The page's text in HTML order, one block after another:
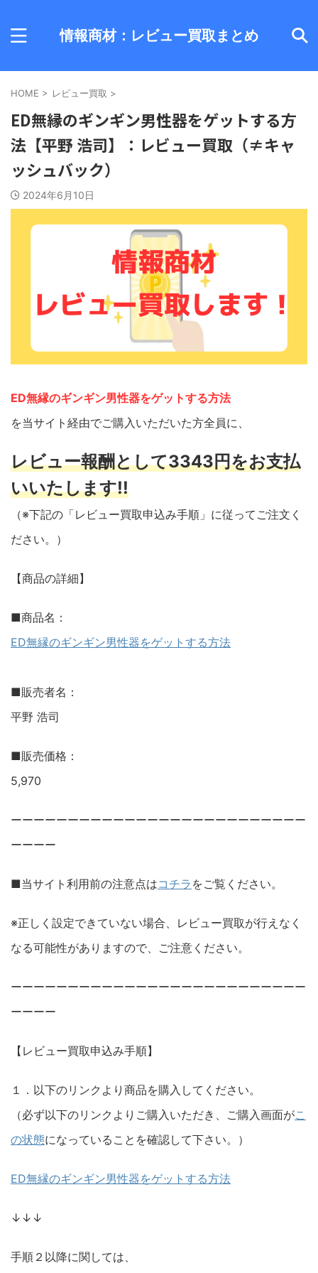
情報商材：レビュー買取まとめ
HOME > レビュー買取 >
ED無縁のギンギン男性器をゲットする方
法【平野 浩司】：レビュー買取（≠キャ
ッシュバック）
2024年6月10日
ED無縁のギンギン男性器をゲットする方法
を当サイト経由でご購入いただいた方全員に、
レビュー報酬として3343円をお支払
いいたします!!
（※下記の「レビュー買取申込み手順」に従ってご注文く
ださい。）
【商品の詳細】
■商品名：
ED無縁のギンギン男性器をゲットする方法
■販売者名：
平野 浩司
■販売価格：
5,970
ーーーーーーーーーーーーーーーーーーーーーーーーーー
ーーーー
■当サイト利用前の注意点はコチラ をご覧ください。
※正しく設定できていない場合、レビュー買取が行えなく
なる可能性がありますので、ご注意ください。
ーーーーーーーーーーーーーーーーーーーーーーーーーー
ーーーー
【レビュー買取申込み手順】
１．以下のリンクより商品を購入してください。
（必ず以下のリンクよりご購入いただき、ご購入画面がこ
の状態になっていることを確認して下さい。）
ED無縁のギンギン男性器をゲットする方法
↓↓↓
手順２以降に関しては、